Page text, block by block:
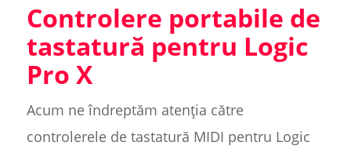
Controlere portabile de
tastatură pentru Logic
Pro X
Acum ne îndreptăm atenția către
controlerele de tastatură MIDI pentru Logic